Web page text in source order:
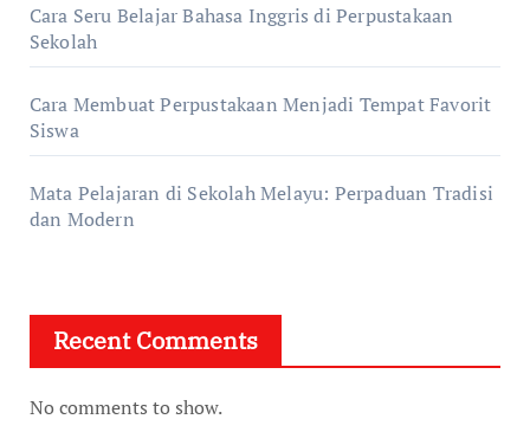
Cara Seru Belajar Bahasa Inggris di Perpustakaan
Sekolah
Cara Membuat Perpustakaan Menjadi Tempat Favorit
Siswa
Mata Pelajaran di Sekolah Melayu: Perpaduan Tradisi
dan Modern
Recent Comments
No comments to show.